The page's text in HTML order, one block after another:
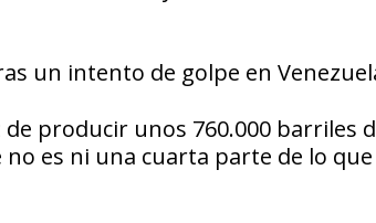
un intento de golpe en
producir unos 760.000 barriles
es ni una cuarta parte de lo que